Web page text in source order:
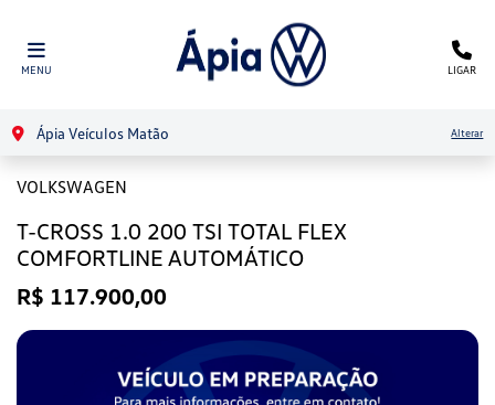
MENU LIGAR
Ápia Veículos Matão Alterar
VOLKSWAGEN
T-CROSS 1.0 200 TSI TOTAL FLEX
COMFORTLINE AUTOMÁTICO
R$ 117.900,00